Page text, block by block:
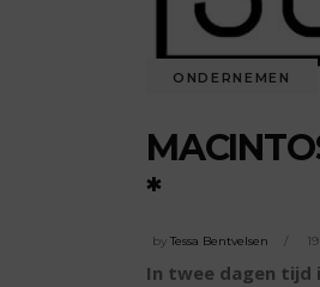
ONDERNEMEN
*
by Tessa Bentvelsen
In twee dagen tijd